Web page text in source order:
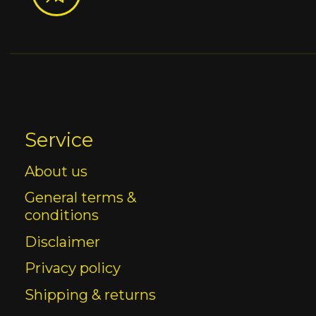
Service
About us
General terms &
conditions
Disclaimer
Privacy policy
Shipping & returns